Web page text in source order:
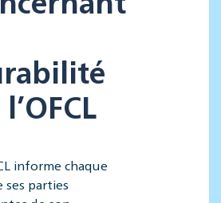
informe chaque
ses parties